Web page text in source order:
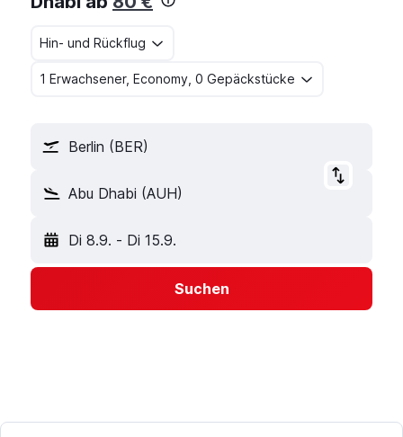
Hin- und Rückflug
1 Erwachsener, Economy, 0 Gepäckstücke
Berlin (BER)
Abu Dhabi (AUH)
Di 8.9. - Di 15.9.
Suchen